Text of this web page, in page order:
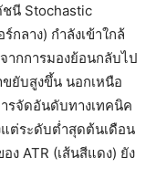
นี Stochastic
กลาง) กำลังเข้าใกล้
ากการมองย้อนกลับไป
ยับสูงขึ้น นอกเหนือ
รจัดอันดับทางเทคนิค
ต่ระดับต่ำสุดต้นเดือน
ง ATR (เส้นสีแดง) ยัง